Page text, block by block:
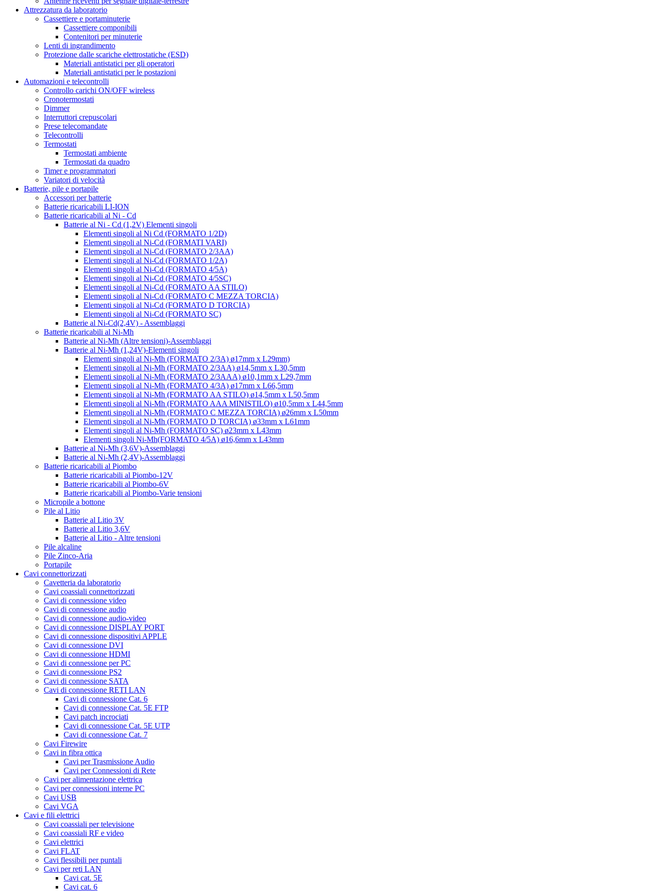
Attrezzatura da laboratorio
Cassettiere e portaminuterie
Cassettiere componibili
Contenitori per minuterie
Lenti di ingrandimento
Protezione dalle scariche elettrostatiche (ESD)
Materiali antistatici per gli operatori
Materiali antistatici per le postazioni
Automazioni e telecontrolli
Controllo carichi ON/OFF wireless
Cronotermostati
Dimmer
Interruttori crepuscolari
Prese telecomandate
Telecontrolli
Termostati
Termostati ambiente
Termostati da quadro
Timer e programmatori
Variatori di velocità
Batterie, pile e portapile
Accessori per batterie
Batterie ricaricabili LI-ION
Batterie ricaricabili al Ni - Cd
Batterie al Ni - Cd (1,2V) Elementi singoli
Elementi singoli al Ni Cd (FORMATO 1/2D)
Elementi singoli al Ni-Cd (FORMATI VARI)
Elementi singoli al Ni-Cd (FORMATO 2/3AA)
Elementi singoli al Ni-Cd (FORMATO 1/2A)
Elementi singoli al Ni-Cd (FORMATO 4/5A)
Elementi singoli al Ni-Cd (FORMATO 4/5SC)
Elementi singoli al Ni-Cd (FORMATO AA STILO)
Elementi singoli al Ni-Cd (FORMATO C MEZZA TORCIA)
Elementi singoli al Ni-Cd (FORMATO D TORCIA)
Elementi singoli al Ni-Cd (FORMATO SC)
Batterie al Ni-Cd(2,4V) - Assemblaggi
Batterie ricaricabili al Ni-Mh
Batterie al Ni-Mh (Altre tensioni)-Assemblaggi
Batterie al Ni-Mh (1,24V)-Elementi singoli
Elementi singoli al Ni-Mh (FORMATO 2/3A) ø17mm x L29mm)
Elementi singoli al Ni-Mh (FORMATO 2/3AA) ø14,5mm x L30,5mm
Elementi singoli al Ni-Mh (FORMATO 2/3AAA) ø10,1mm x L29,7mm
Elementi singoli al Ni-Mh (FORMATO 4/3A) ø17mm x L66,5mm
Elementi singoli al Ni-Mh (FORMATO AA STILO) ø14,5mm x L50,5mm
Elementi singoli al Ni-Mh (FORMATO AAA MINISTILO) ø10,5mm x L44,5mm
Elementi singoli al Ni-Mh (FORMATO C MEZZA TORCIA) ø26mm x L50mm
Elementi singoli al Ni-Mh (FORMATO D TORCIA) ø33mm x L61mm
Elementi singoli al Ni-Mh (FORMATO SC) ø23mm x L43mm
Elementi singoli Ni-Mh(FORMATO 4/5A) ø16,6mm x L43mm
Batterie al Ni-Mh (3,6V)-Assemblaggi
Batterie al Ni-Mh (2,4V)-Assemblaggi
Batterie ricaricabili al Piombo
Batterie ricaricabili al Piombo-12V
Batterie ricaricabili al Piombo-6V
Batterie ricaricabili al Piombo-Varie tensioni
Micropile a bottone
Pile al Litio
Batterie al Litio 3V
Batterie al Litio 3,6V
Batterie al Litio - Altre tensioni
Pile alcaline
Pile Zinco-Aria
Portapile
Cavi connettorizzati
Cavetteria da laboratorio
Cavi coassiali connettorizzati
Cavi di connessione video
Cavi di connessione audio
Cavi di connessione audio-video
Cavi di connessione DISPLAY PORT
Cavi di connessione dispositivi APPLE
Cavi di connessione DVI
Cavi di connessione HDMI
Cavi di connessione per PC
Cavi di connessione PS2
Cavi di connessione SATA
Cavi di connessione RETI LAN
Cavi di connessione Cat. 6
Cavi di connessione Cat. 5E FTP
Cavi patch incrociati
Cavi di connessione Cat. 5E UTP
Cavi di connessione Cat. 7
Cavi Firewire
Cavi in fibra ottica
Cavi per Trasmissione Audio
Cavi per Connessioni di Rete
Cavi per alimentazione elettrica
Cavi per connessioni interne PC
Cavi USB
Cavi VGA
Cavi e fili elettrici
Cavi coassiali per televisione
Cavi coassiali RF e video
Cavi elettrici
Cavi FLAT
Cavi flessibili per puntali
Cavi per reti LAN
Cavi cat. 5E
Cavi cat. 6